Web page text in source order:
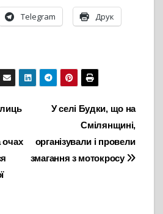
Telegram Друк
У селі Будки, що на
Смілянщині,
організували і провели
змагання з мотокросу
очах